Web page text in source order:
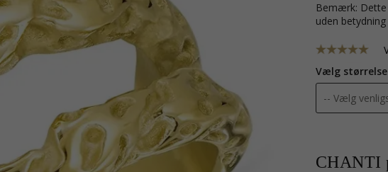
Bemærk:
uden
Vælg størrelse
CHANTI